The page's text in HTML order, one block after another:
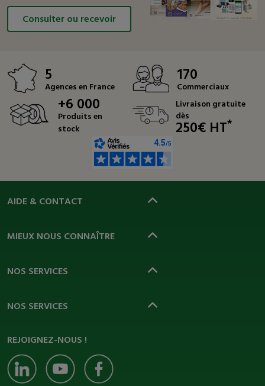
Consulter ou recevoir
5
Agences en France
170
Commerciaux
+6 000
Produits en
stock
Livraison gratuite
dès
250€ HT*
AIDE & CONTACT
MIEUX NOUS CONNAÎTRE
NOS SERVICES
NOS SERVICES
REJOIGNEZ-NOUS !